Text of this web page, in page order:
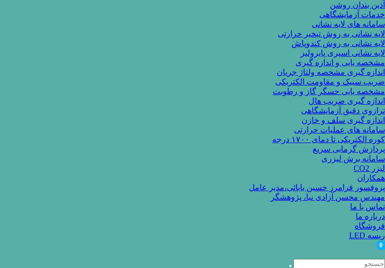
آذین بندان روشن
خدمات آزمایشگاهی
سامانه های لایه نشانی
لایه نشانی به روش تبخیر حرارتی
لایه نشانی به روش کندوپاش
لایه نشانی اسپری پایرولیز
مشخصه یابی و اندازه گیری
اندازه گیری مشخصه ولتاژ جریان
ضریب سیبک و مقاومت الکتریکی
مشخصه یابی حسگر گاز و رطوبت
اندازه گیری ضریب هال
ترازوی دقیق آزمایشگاهی
اندازه گیری سلف و خازن
سامانه های عملیات حرارتی
کوره الکتریکی تا دمای ۱۷۰۰ درجه
پردازش گرمایی سریع
سامانه برش لیزری
لیزر CO2
همکاران
پروفسور فرامرز حسین بابائی،مدیر عامل
مهندس محسن آزادی نیا، پژوهشگر
تماس با ما
درباره ما
فروشگاه
ریسه LED
0